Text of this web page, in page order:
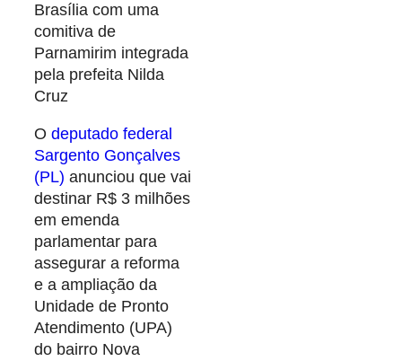
Brasília com uma
comitiva de
Parnamirim integrada
pela prefeita Nilda
Cruz
O deputado federal
Sargento Gonçalves
(PL) anunciou que vai
destinar R$ 3 milhões
em emenda
parlamentar para
assegurar a reforma
e a ampliação da
Unidade de Pronto
Atendimento (UPA)
do bairro Nova